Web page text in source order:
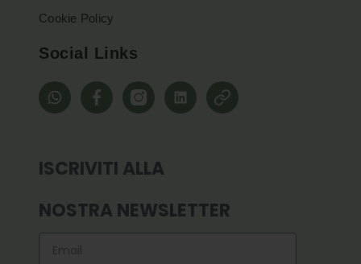
Cookie Policy
Social Links
whatsappFacebookInstagramLinkedinPinterest
ISCRIVITI ALLA
NOSTRA NEWSLETTER